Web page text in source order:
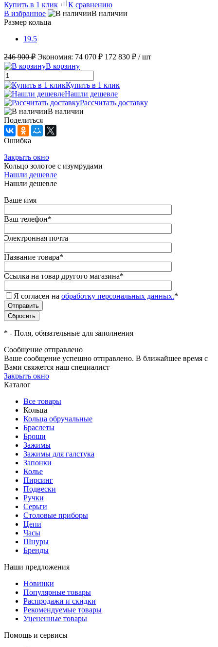
Купить в 1 клик
К сравнению
В избранное
В наличии
Размер кольца
19.5
246 900 ₽ Экономия: 74 070 ₽ 172 830 ₽ / шт
В корзину
Купить в 1 клик
Нашли дешевле
Рассчитать доставку
В наличии
Поделиться
Ошибка
Закрыть окно
Кольцо золотое с изумрудами
Нашли дешевле
Нашли дешевле
Ваше имя
Ваш телефон*
Электронная почта
Название товара*
Ссылка на товар другого магазина*
Я согласен на обработку персональных данных.*
* - Поля, обязательные для заполнения
Сообщение отправлено
Ваше сообщение успешно отправлено. В ближайшее время с
Вами свяжется наш специалист
Закрыть окно
Каталог
Все товары
Кольца
Кольца обручальные
Браслеты
Броши
Зажимы
Зажимы для галстука
Запонки
Колье
Пирсинг
Подвески
Ручки
Серьги
Столовые приборы
Цепи
Часы
Шнуры
Бренды
Наши предложения
Новинки
Популярные товары
Распродажи и скидки
Рекомендуемые товары
Уцененные товары
Помощь и сервисы